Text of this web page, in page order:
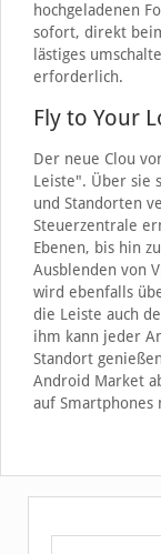
hochgeladenen
sofort, direkt
lästiges
erforderlich.
Fly to Your
Der neue Clou
Leiste". Über sie
und Standorten
Steuerzentrale
Ebenen, bis hin
Ausblenden von
wird ebenfalls
die Leiste auch
ihm kann jeder
Standort
Android Market
auf